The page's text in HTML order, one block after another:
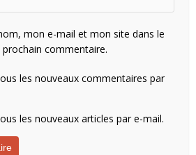
mon e-mail et mon site dans le
commentaire.
les nouveaux commentaires par
les nouveaux articles par e-mail.